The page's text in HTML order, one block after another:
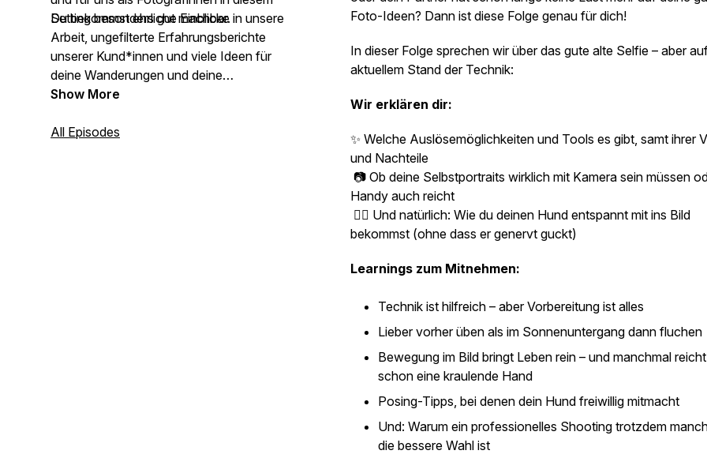
Setting besonders gut machbar.
Du bekommst ehrliche Einblicke in unsere
Arbeit, ungefilterte Erfahrungsberichte
unserer Kund*innen und viele Ideen für
deine Wanderungen und deine
Hundefotos.
Show More
All Episodes
Foto-Ideen? Dann ist diese Folge genau für dich!
In dieser Folge sprechen wir über das gute alte Selfie – aber
aktuellem Stand der Technik:
Wir erklären dir:
✨ Welche Auslösemöglichkeiten und Tools es gibt, samt ihrer
und Nachteile
📷 Ob deine Selbstportraits wirklich mit Kamera sein müssen
Handy auch reicht
🐕‍🦺 Und natürlich: Wie du deinen Hund entspannt mit ins Bild
bekommst (ohne dass er genervt guckt)
Learnings zum Mitnehmen:
Technik ist hilfreich – aber Vorbereitung ist alles
Lieber vorher üben als im Sonnenuntergang dann fluchen
Bewegung im Bild bringt Leben rein – und manchmal reicht
schon eine kraulende Hand
Posing-Tipps, bei denen dein Hund freiwillig mitmacht
Und: Warum ein professionelles Shooting trotzdem
die bessere Wahl ist